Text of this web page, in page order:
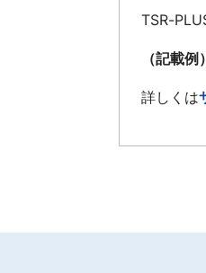
TSR-
（記載例）
詳しくは